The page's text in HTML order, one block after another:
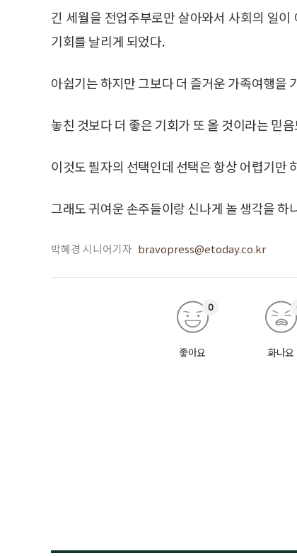
긴 세월을 전업주부로만 살아와서 사회의 일
기회를 날리게 되었다.
아쉽기는 하지만 그보다 더 즐거운 가족여행을
놓친 것보다 더 좋은 기회가 또 올 것이라는 믿
이것도 필자의 선택인데 선택은 항상 어렵기만
그래도 귀여운 손주들이랑 신나게 놀 생각을
박혜경 시니어기자 bravopress@etoday.co.kr
좋아요
0
화나요